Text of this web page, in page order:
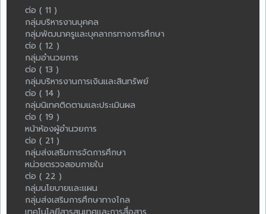
ต่อ ( 11 )
กลุ่มบริหารงานบุคคล
กลุ่มพัฒนาครูและบุคลากรทางการศึกษา
ต่อ ( 12 )
กลุ่มอำนวยการ
ต่อ ( 13 )
กลุ่มบริหารงานการเงินและสินทรัพย์
ต่อ ( 14 )
กลุ่มนิเทศติดตามและประเมินผล
ต่อ ( 19 )
หน้าห้องผู้อำนวยการ
ต่อ ( 21 )
กลุ่มส่งเสริมการจัดการศึกษา
หน่วยตรวจสอบภายใน
ต่อ ( 22 )
กลุ่มนโยบายและแผน
กลุ่มส่งเสริมการศึกษาทางไกล